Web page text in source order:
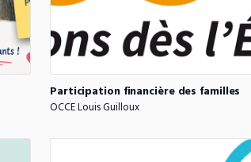
Participation financière des familles
OCCE Louis Guilloux